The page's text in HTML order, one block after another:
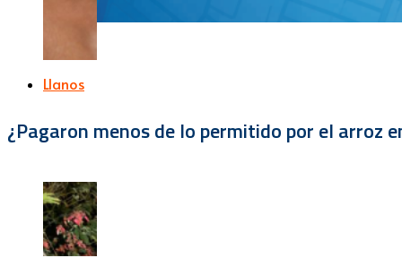
Llanos
¿Pagaron menos de lo permitido por el arroz